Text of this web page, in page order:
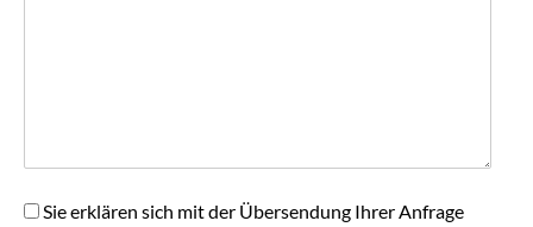
Daten
Sie erklären sich mit der Übersendung Ihrer Anfrage